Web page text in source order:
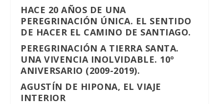
HACE 20 AÑOS DE UNA
PEREGRINACIÓN ÚNICA. EL SENTIDO
DE HACER EL CAMINO DE SANTIAGO.
PEREGRINACIÓN A TIERRA SANTA.
UNA VIVENCIA INOLVIDABLE. 10º
ANIVERSARIO (2009-2019).
AGUSTÍN DE HIPONA, EL VIAJE
INTERIOR